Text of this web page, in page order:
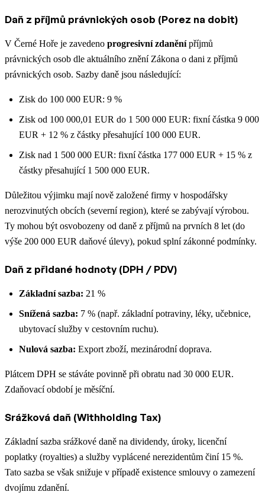
Daň z příjmů právnických osob (Porez na dobit)
V Černé Hoře je zavedeno progresivní zdaněnípříjmů
právnických osob dle aktuálního znění Zákona o dani z příjmů
právnických osob. Sazby daně jsou následující:
Zisk do 100 000 EUR: 9 %
Zisk od 100 000,01 EUR do 1 500 000 EUR: fixní částka 9 000
EUR + 12 % z částky přesahující 100 000 EUR.
Zisk nad 1 500 000 EUR: fixní částka 177 000 EUR + 15 % z
částky přesahující 1 500 000 EUR.
Důležitou výjimku mají nově založené firmy v hospodářsky
nerozvinutých obcích (severní region), které se zabývají výrobou.
Ty mohou být osvobozeny od daně z příjmů na prvních 8 let (do
výše 200 000 EUR daňové úlevy), pokud splní zákonné podmínky.
Daň z přidané hodnoty (DPH / PDV)
Základní sazba: 21 %
Snížená sazba: 7 % (např. základní potraviny, léky, učebnice,
ubytovací služby v cestovním ruchu).
Nulová sazba: Export zboží, mezinárodní doprava.
Plátcem DPH se stáváte povinně při obratu nad 30 000 EUR.
Zdaňovací období je měsíční.
Srážková daň (Withholding Tax)
Základní sazba srážkové daně na dividendy, úroky, licenční
poplatky (royalties) a služby vyplácené nerezidentům činí 15 %.
Tato sazba se však snižuje v případě existence smlouvy o zamezení
dvojímu zdanění.